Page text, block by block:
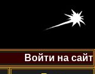
Войти на сайт